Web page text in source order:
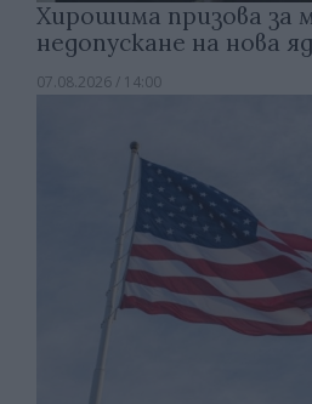
Хирошима призова за
недопускане на нова
07.08.2026 / 14:00